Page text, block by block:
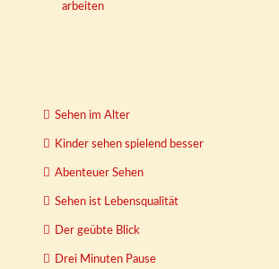
arbeiten
Sehen im Alter
Kinder sehen spielend besser
Abenteuer Sehen
Sehen ist Lebensqualität
Der geübte Blick
Drei Minuten Pause